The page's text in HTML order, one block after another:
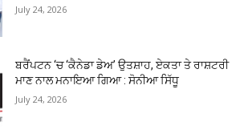
July 24, 2026
ਬਰੈਂਪਟਨ ‘ਚ ‘ਕੈਨੇਡਾ ਡੇਅ’ ਉਤਸ਼ਾਹ, ਏਕਤਾ ਤੇ ਰਾਸ਼ਟਰੀ
ਮਾਣ ਨਾਲ ਮਨਾਇਆ ਗਿਆ : ਸੋਨੀਆ ਸਿੱਧੂ
July 24, 2026